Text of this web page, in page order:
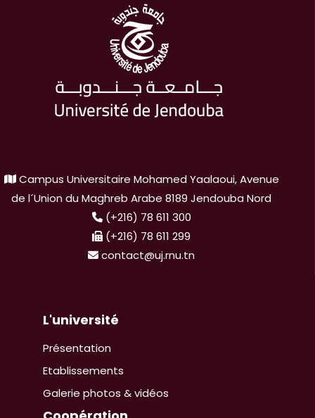
Campus Universitaire Mohamed Yaalaoui, Avenue
de l´Union du Maghreb Arabe 8189 Jendouba Nord
(+216) 78 611 300
(+216) 78 611 299
contact@uj.rnu.tn
L'université
Présentation
Etablissements
Galerie photos & vidéos